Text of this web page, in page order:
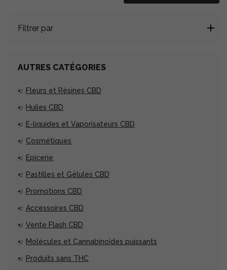
Filtrer par
AUTRES CATÉGORIES
Fleurs et Résines CBD
Huiles CBD
E-liquides et Vaporisateurs CBD
Cosmétiques
Epicerie
Pastilles et Gélules CBD
Promotions CBD
Accessoires CBD
Vente Flash CBD
Molécules et Cannabinoïdes puissants
Produits sans THC